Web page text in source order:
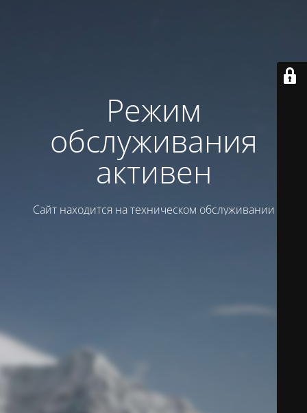
Режим
обслуживания
активен
Сайт находится на техническом обслуживании